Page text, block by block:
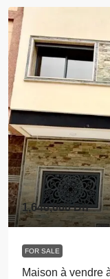
1,640,000 Dh
FOR SALE
Maison à vendre